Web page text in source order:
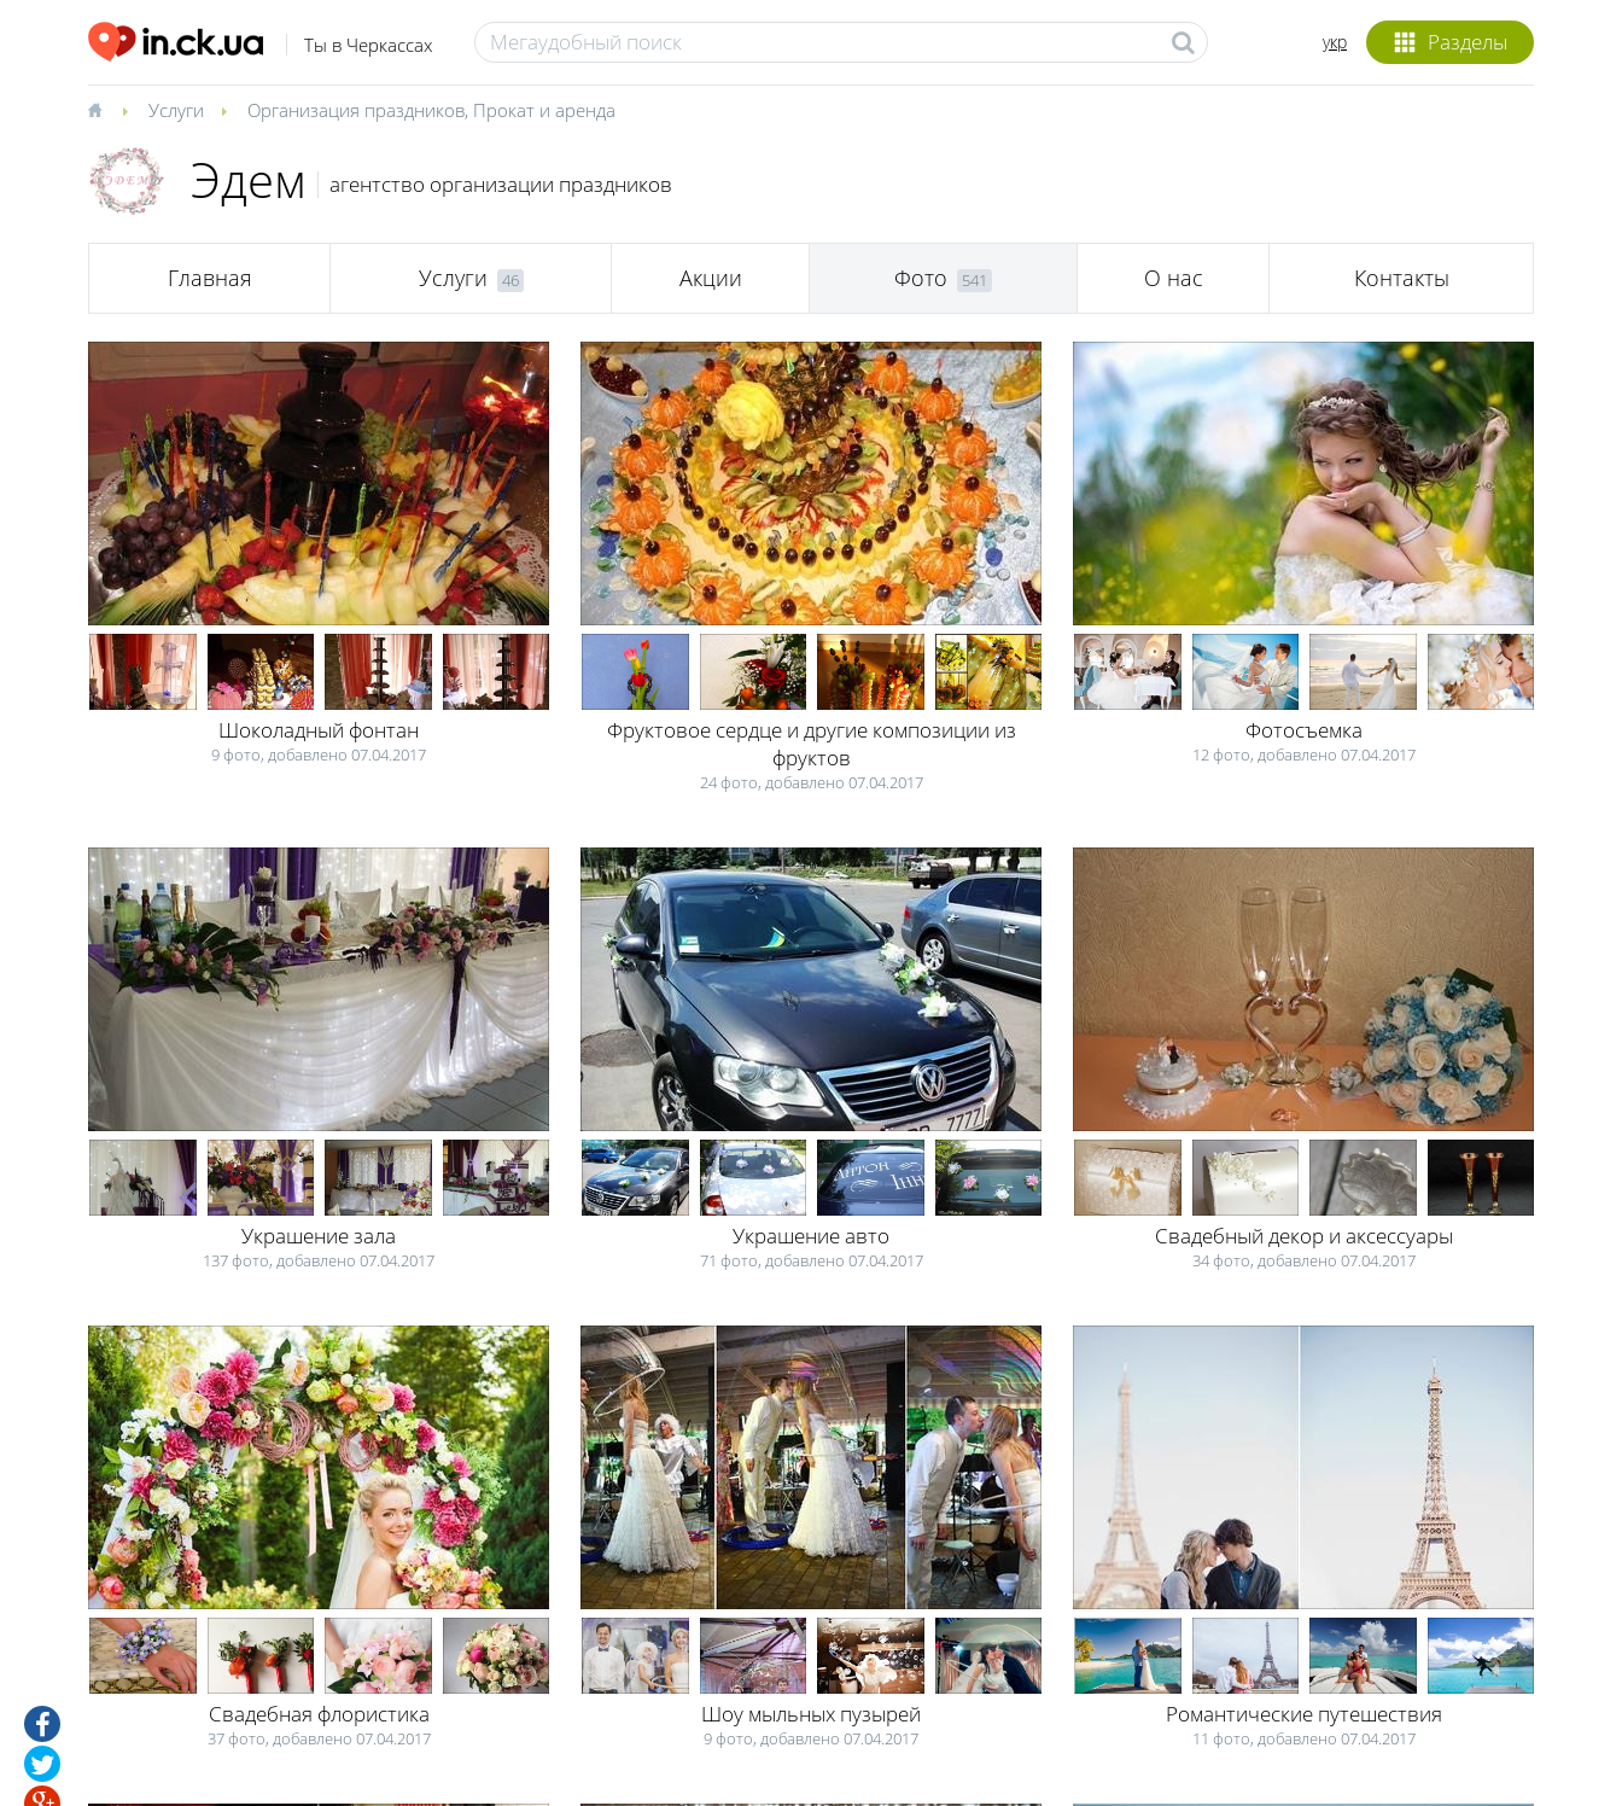
Ты в Черкассах Разделы
укр
Услуги Организация праздников, Прокат и аренда
Эдем агентство организации праздников
Главная Услуги 46 Акции Фото 541 О нас Контакты
Шоколадный фонтан
9 фото, добавлено 07.04.2017
Фруктовое сердце и другие композиции из
фруктов
24 фото, добавлено 07.04.2017
Фотосъемка
12 фото, добавлено 07.04.2017
Украшение зала
137 фото, добавлено 07.04.2017
Украшение авто
71 фото, добавлено 07.04.2017
Свадебный декор и аксессуары
34 фото, добавлено 07.04.2017
Свадебная флористика
37 фото, добавлено 07.04.2017
Шоу мыльных пузырей
9 фото, добавлено 07.04.2017
Романтические путешествия
11 фото, добавлено 07.04.2017